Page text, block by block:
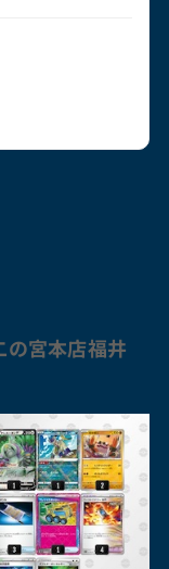
宮本店福井